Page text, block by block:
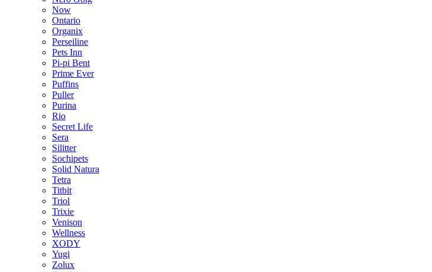
Now
Ontario
Organix
Perseiline
Pets Inn
Pi-pi Bent
Prime Ever
Puffins
Puller
Purina
Rio
Secret Life
Sera
Silitter
Sochipets
Solid Natura
Tetra
Titbit
Triol
Trixie
Venison
Wellness
XODY
Yugi
Zolux